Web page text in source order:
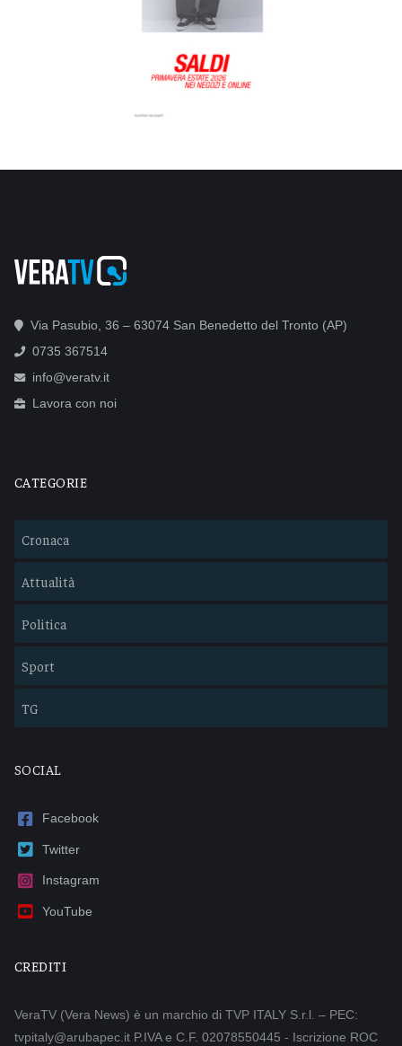
Via Pasubio, 36 – 63074 San Benedetto del Tronto (AP)
0735 367514
info@veratv.it
Lavora con noi
CATEGORIE
Cronaca
Attualità
Politica
Sport
TG
SOCIAL
Facebook
Twitter
Instagram
YouTube
CREDITI
VeraTV (Vera News) è un marchio di TVP ITALY S.r.l. – PEC:
tvpitaly@arubapec.it P.IVA e C.F. 02078550445 - Iscrizione ROC